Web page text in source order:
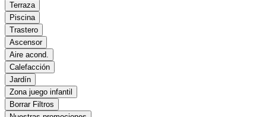
Terraza
Piscina
Trastero
Ascensor
Aire acond.
Calefacción
Jardín
Zona juego infantil
Borrar Filtros